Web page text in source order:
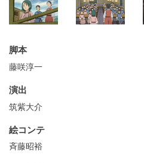
脚本
藤咲淳一
演出
筑紫大介
絵コンテ
斉藤昭裕